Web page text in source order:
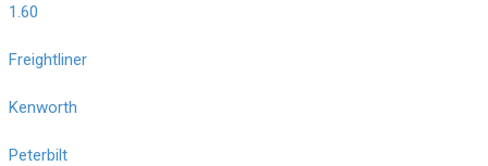
1.60
Freightliner
Kenworth
Peterbilt